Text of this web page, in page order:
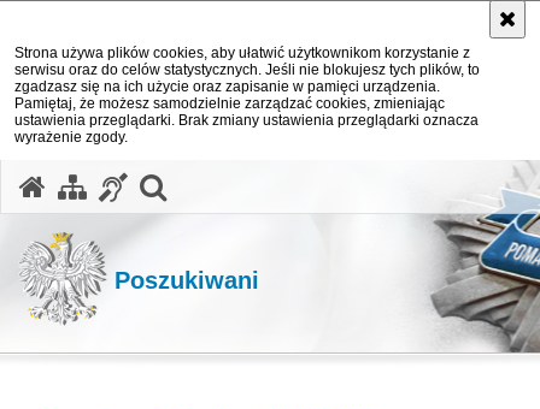
Strona używa plików cookies, aby ułatwić użytkownikom korzystanie z
serwisu oraz do celów statystycznych. Jeśli nie blokujesz tych plików, to
zgadzasz się na ich użycie oraz zapisanie w pamięci urządzenia.
Pamiętaj, że możesz samodzielnie zarządzać cookies, zmieniając
ustawienia przeglądarki. Brak zmiany ustawienia przeglądarki oznacza
wyrażenie zgody.
Poszukiwani